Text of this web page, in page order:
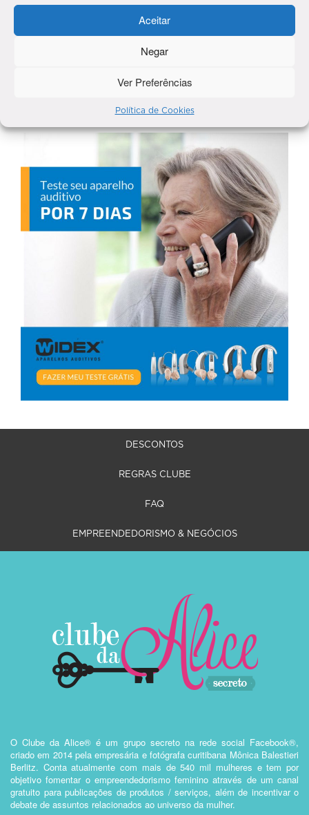
Aceitar
Negar
Ver Preferências
Política de Cookies
DESCONTOS
REGRAS CLUBE
FAQ
EMPREENDEDORISMO & NEGÓCIOS
O Clube da Alice® é um grupo secreto na rede social Facebook®,
criado em 2014 pela empresária e fotógrafa curitibana Mônica Balestieri
Berlitz. Conta atualmente com mais de 540 mil mulheres e tem por
objetivo fomentar o empreendedorismo feminino através de um canal
gratuito para publicações de produtos / serviços, além de incentivar o
debate de assuntos relacionados ao universo da mulher.